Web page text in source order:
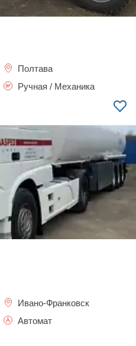
Полтава
Ручная / Механика
Ивано-Франковск
Автомат